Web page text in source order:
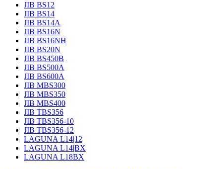
JIB BS12
JIB BS14
JIB BS14А
JIB BS16N
JIB BS16NH
JIB BS20N
JIB BS450B
JIB BS500A
JIB BS600A
JIB MBS300
JIB MBS350
JIB MBS400
JIB TBS356
JIB TBS356-10
JIB TBS356-12
LAGUNA L14|12
LAGUNA L14|BX
LAGUNA L18BX